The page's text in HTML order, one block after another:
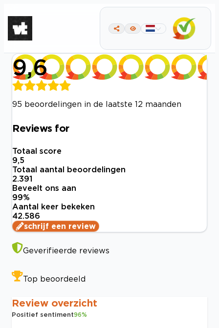
9,6
95 beoordelingen in de laatste 12 maanden
Reviews for
Totaal score
9,5
Totaal aantal beoordelingen
2.391
Beveelt ons aan
99%
Aantal keer bekeken
42.586
schrijf een review
Geverifieerde reviews
Top beoordeeld
Review overzicht
Positief sentiment96%